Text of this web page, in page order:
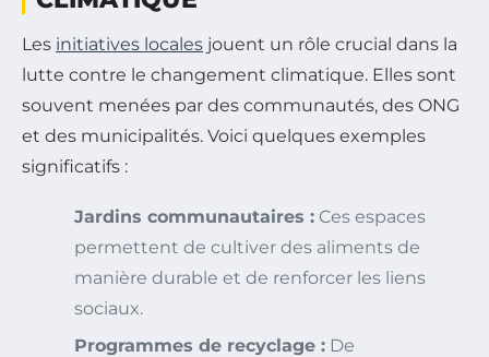
Les initiatives locales jouent un rôle crucial dans la
lutte contre le changement climatique. Elles sont
souvent menées par des communautés, des ONG
et des municipalités. Voici quelques exemples
significatifs :
Jardins communautaires : Ces espaces
permettent de cultiver des aliments de
manière durable et de renforcer les liens
sociaux.
Programmes de recyclage : De